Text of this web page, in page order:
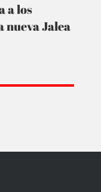
a los
nueva Jalea